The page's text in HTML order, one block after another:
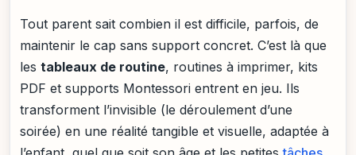
Tout parent sait combien il est difficile, parfois, de
maintenir le cap sans support concret. C’est là que
les tableaux de routine, routines à imprimer, kits
PDF et supports Montessori entrent en jeu. Ils
transforment l’invisible (le déroulement d’une
soirée) en une réalité tangible et visuelle, adaptée à